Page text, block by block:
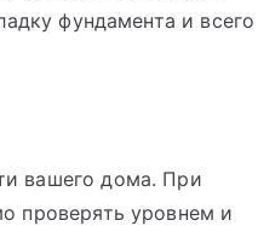
фундамента и всего
вашего дома. При
проверять уровнем и